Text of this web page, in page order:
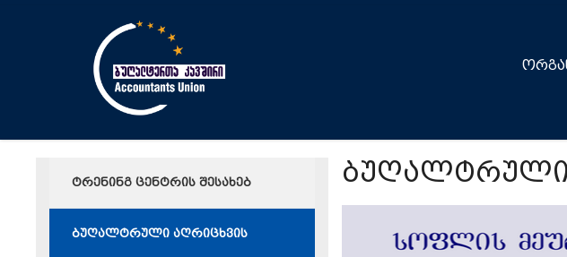
ტრენინგ ცენტრის შესახებ
ბუღალტრული აღრიცხვის
ბუღალტრული